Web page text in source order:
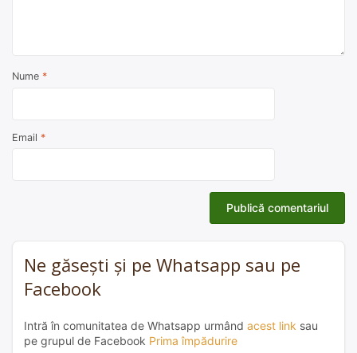
Nume *
Email *
Ne găsești și pe Whatsapp sau pe
Facebook
Intră în comunitatea de Whatsapp urmând acest link sau
pe grupul de Facebook Prima împădurire